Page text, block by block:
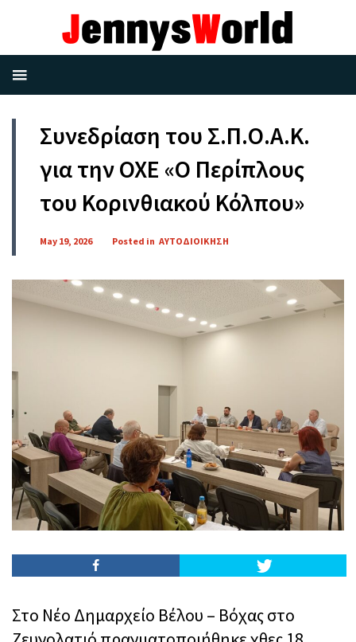
Συνεδρίαση του Σ.Π.Ο.Α.Κ.
για την ΟΧΕ «Ο Περίπλους
του Κορινθιακού Κόλπου»
May 19, 2026 Posted in ΑΥΤΟΔΙΟΙΚΗΣΗ
Στο Νέο Δημαρχείο Βέλου – Βόχας στο